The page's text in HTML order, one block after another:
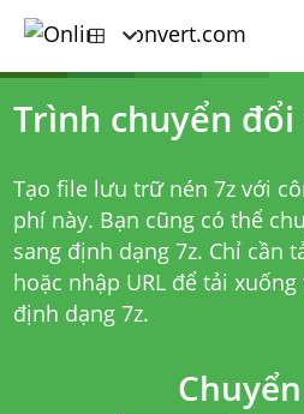
Trình chuyển
Tạo file lưu trữ nén 7z với
phí này. Bạn cũng có thể
sang định dạng 7z. Chỉ cần
hoặc nhập URL để tải
định dạng 7z.